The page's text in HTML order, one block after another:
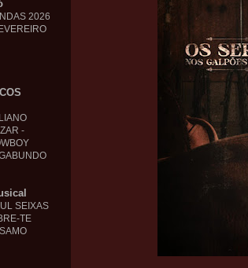
2026
-
SEIXAS
TE